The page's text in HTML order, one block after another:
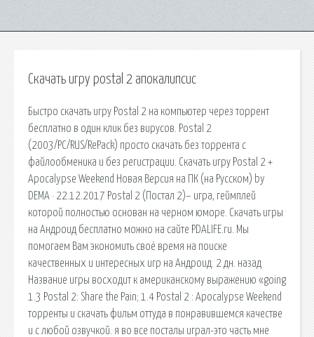
Скачать игру postal 2 апокалипсис
Быстро скачать игру Postal 2 на компьютер через торрент
бесплатно в один клик без вирусов. Postal 2
(2003/PC/RUS/RePack) просто скачать без торрента с
файлообменика и без регистрации. Скачать игру Postal 2 +
Apocalypse Weekend Новая Версия на ПК (на Русском) by
DEMA · 22.12.2017 Postal 2 (Постал 2)– игра, геймплей
которой полностью основан на черном юморе. Скачать игры
на Андроид бесплатно можно на сайте PDALIFE.ru. Мы
помогаем Вам экономить своё время на поиске
качественных и интересных игр на Андроид. 2 дн. назад
Название игры восходит к американскому выражению «going
1.3 Postal 2: Share the Pain; 1.4 Postal 2 : Apocalypse Weekend
торренты и скачать фильм оттуда в понравившемся качестве
и с любой озвучкой. я во все посталы играл-это часть мне